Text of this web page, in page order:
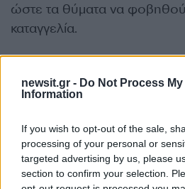
newsit.gr - Do Not Process My
Information
If you wish to opt-out of the sale,
processing of your personal or
targeted advertising by us, please
section to confirm your selection.
ώστε τα θύματα να
καταγγελία.
σπείρας, η οποία πήγαινε στα
αντικείμενα και τα χρήματα.
συνεργοί τους παρέμεναν
ως «τσιλιαδόροι» για να
εμφανιστεί η αστυνομία.